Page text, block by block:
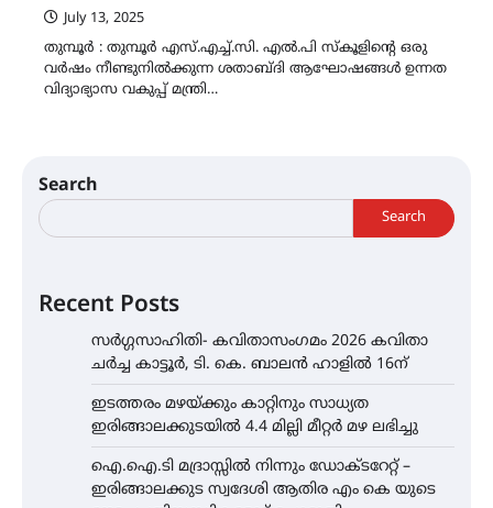
July 13, 2025
തുമ്പൂർ : തുമ്പൂർ എസ്.എച്ച്.സി. എൽ.പി സ്കൂളിൻ്റെ ഒരു
വർഷം നീണ്ടുനിൽക്കുന്ന ശതാബ്ദി ആഘോഷങ്ങൾ ഉന്നത
വിദ്യാഭ്യാസ വകുപ്പ് മന്ത്രി…
Search
Search
Recent Posts
സർഗ്ഗസാഹിതി- കവിതാസംഗമം 2026 കവിതാ
ചർച്ച കാട്ടൂർ, ടി. കെ. ബാലൻ ഹാളിൽ 16ന്
ഇടത്തരം മഴയ്ക്കും കാറ്റിനും സാധ്യത
ഇരിങ്ങാലക്കുടയിൽ 4.4 മില്ലി മീറ്റർ മഴ ലഭിച്ചു
ഐ.ഐ.ടി മദ്രാസ്സിൽ നിന്നും ഡോക്ടറേറ്റ് –
ഇരിങ്ങാലക്കുട സ്വദേശി ആതിര എം കെ യുടെ